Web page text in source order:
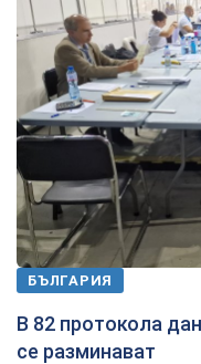
БЪЛГАРИЯ
В 82 протокола
се разминават